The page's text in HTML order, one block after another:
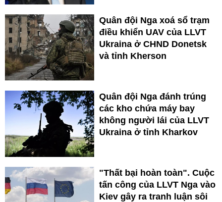
Quân đội Nga xoá sổ trạm
điều khiển UAV của LLVT
Ukraina ở CHND Donetsk
và tỉnh Kherson
Quân đội Nga đánh trúng
các kho chứa máy bay
không người lái của LLVT
Ukraina ở tỉnh Kharkov
"Thất bại hoàn toàn". Cuộc
tấn công của LLVT Nga vào
Kiev gây ra tranh luận sôi